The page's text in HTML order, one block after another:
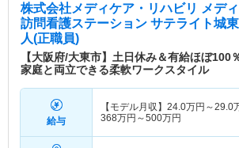
株式会社メディケア・リハビリ メデ
訪問看護ステーション サテライト城東
人(正職員)
【大阪府/大東市】土日休み＆有給ほぼ100
家庭と両立できる柔軟ワークスタイル
給与
【モデル月収】 24.0万円～29.0
368万円～500万円